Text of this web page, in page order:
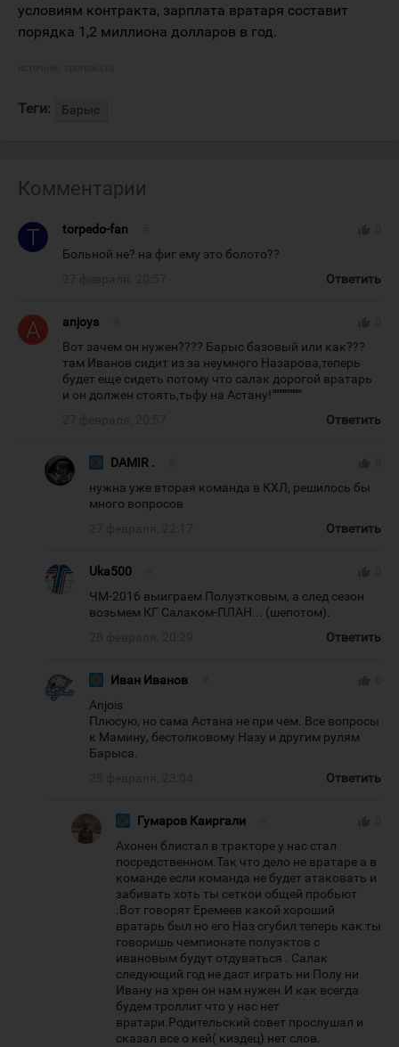
условиям контракта, зарплата вратаря составит
порядка 1,2 миллиона долларов в год.
Теги: Барыс
Комментарии
torpedo-fan
Больной не? на фиг ему это болото??
Ответить
anjoys
Вот зачем он нужен???? Барыс базовый или как???
там Иванов сидит из за неумного Назарова,теперь
будет еще сидеть потому что салак дорогой вратарь
и он должен стоять,тьфу на Астану!"""""""""""
Ответить
DAMIR .
нужна уже вторая команда в КХЛ, решилось бы
много вопросов
Ответить
Uka500
ЧМ-2016 выиграем Полуэтковым, а след сезон
возьмем КГ Салаком-ПЛАН... (шепотом).
Ответить
Иван Иванов
Anjois
Плюсую, но сама Астана не при чем. Все вопросы
к Мамину, бестолковому Назу и другим рулям
Барыса.
Ответить
Гумаров Каиргали
Ахонен блистал в тракторе у нас стал
посредственном.Так что дело не вратаре а в
команде если команда не будет атаковать и
забивать хоть ты сеткои общей пробьют
.Вот говорят Еремеев какой хороший
вратарь был но его Наз сгубил теперь как ты
говоришь чемпионате полуэктов с
ивановым будут отдуваться . Салак
следующий год не даст играть ни Полу ни
Ивану на хрен он нам нужен.И как всегда
будем троллит что у нас нет
вратари.Родительский совет прослушал и
сказал все о кей( киздец) нет слов.